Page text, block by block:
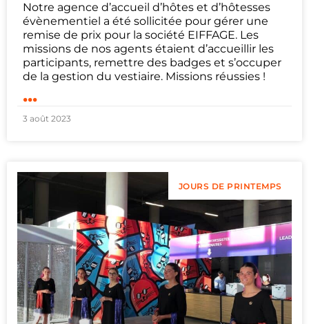
Notre agence d’accueil d’hôtes et d’hôtesses
évènementiel a été sollicitée pour gérer une
remise de prix pour la société EIFFAGE. Les
missions de nos agents étaient d’accueillir les
participants, remettre des badges et s’occuper
de la gestion du vestiaire. Missions réussies !
...
3 août 2023
JOURS DE PRINTEMPS